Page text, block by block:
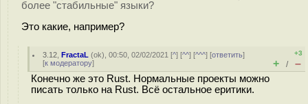
более "стабильные" языки?
Это какие, например?
3.12 ,FractaL (ok), 00:50, 02/02/2021 [^] [^^] [^^^] [ответить]
[к модератору]
+3
+ / –
Конечно же это Rust. Нормальные проекты можно
писать только на Rust. Всё остальное еритики.